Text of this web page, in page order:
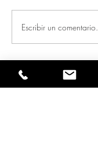
Escribir un comentario...